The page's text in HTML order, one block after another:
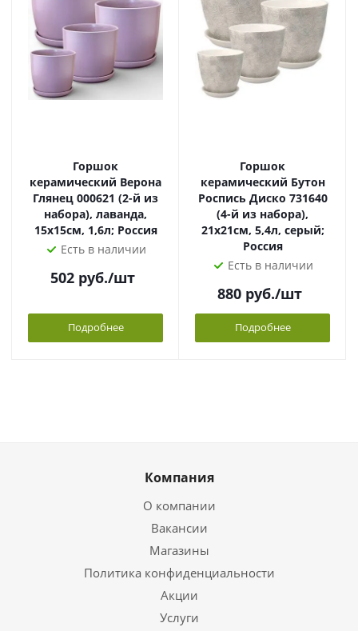
Горшок
керамический Верона
Глянец 000621 (2-й из
набора), лаванда,
15х15см, 1,6л; Россия
Есть в наличии
502 руб./шт
Подробнее
Горшок
керамический Бутон
Роспись Диско 731640
(4-й из набора),
21х21см, 5,4л, серый;
Россия
Есть в наличии
880 руб./шт
Подробнее
Компания
О компании
Вакансии
Магазины
Политика конфиденциальности
Акции
Услуги